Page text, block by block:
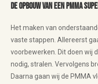
De opbouw van een PMMA
Het maken van
vaste stappen. Allereerst
voorbewerken. Dit doen wij
nodig, stralen. Vervolgens
Daarna gaan wij de PMMA